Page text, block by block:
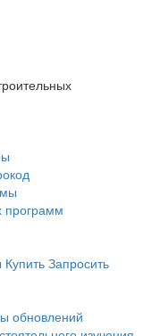
программ
Купить Запросить
обновлений